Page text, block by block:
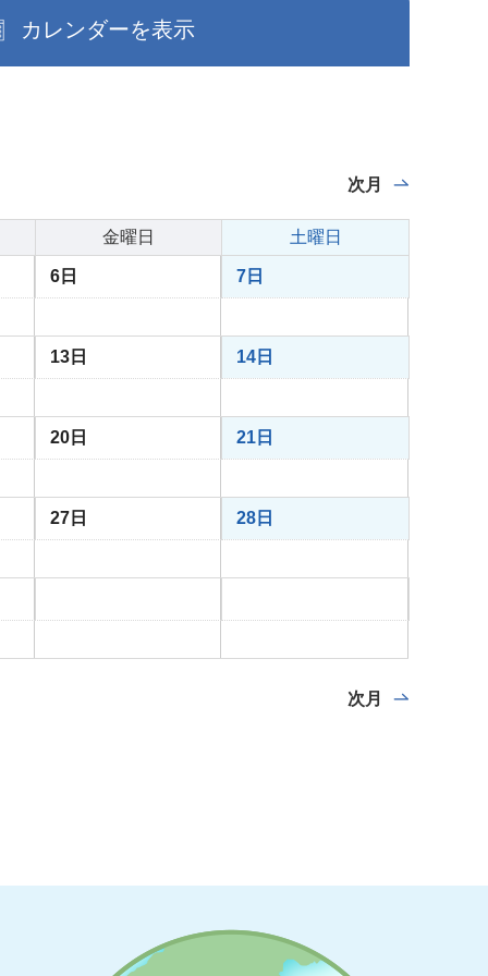
カレンダーを表示
次月
金曜日 土曜日
6日 7日
13日 14日
20日 21日
27日 28日
次月